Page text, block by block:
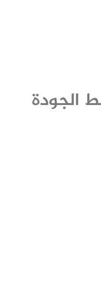
الجودة